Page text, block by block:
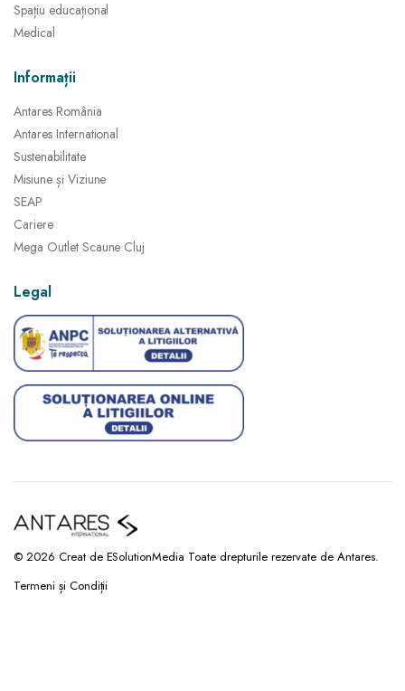
Spațiu educațional
Medical
Informații
Antares România
Antares International
Sustenabilitate
Misiune și Viziune
SEAP
Cariere
Mega Outlet Scaune Cluj
Legal
© 2026 Creat de ESolutionMedia Toate drepturile rezervate de Antares.
Termeni și Condiții